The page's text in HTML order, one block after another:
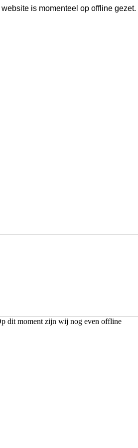
website is momenteel op offline gezet.
dit moment zijn wij nog even offline